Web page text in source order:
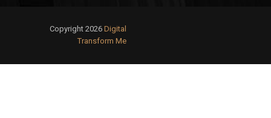
Copyright 2026 Digital
Transform Me